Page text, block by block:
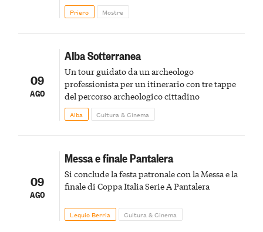
Priero Mostre
09
AGO
Alba Sotterranea
Un tour guidato da un archeologo
professionista per un itinerario con tre tappe
del percorso archeologico cittadino
Alba Cultura & Cinema
09
AGO
Messa e finale Pantalera
Si conclude la festa patronale con la Messa e la
finale di Coppa Italia Serie A Pantalera
Lequio Berria Cultura & Cinema